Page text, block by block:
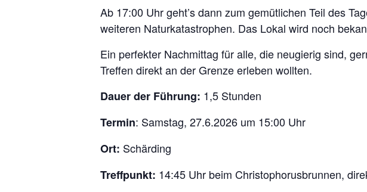
Ab 17:00 Uhr geht’s dann zum gemütlichen Teil des
weiteren Naturkatastrophen. Das Lokal wird noch
Ein perfekter Nachmittag für alle, die neugierig sind,
Treffen direkt an der Grenze erleben wollten.
Dauer der Führung: 1,5 Stunden
Termin: Samstag, 27.6.2026 um 15:00 Uhr
Ort: Schärding
Treffpunkt: 14:45 Uhr beim Christophorusbrunnen,